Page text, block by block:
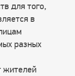
для того,
в
разных
жителей